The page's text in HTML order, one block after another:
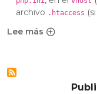
Lee más
sobre Gestión
archivo .htaccess